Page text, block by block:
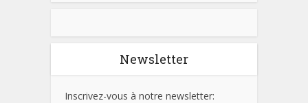
Newsletter
Inscrivez-vous à notre newsletter: